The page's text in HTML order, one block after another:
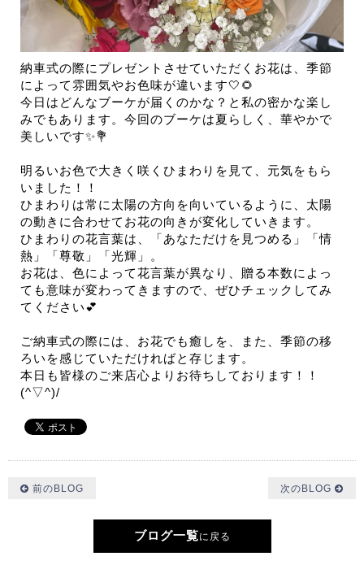
納車式の際にプレゼントさせていただくお花は、季節
によって雰囲気やお色味が違います🤍🌻
今日はどんなブーケが届くのかな？と私の密かな楽し
みでもあります。今回のブーケは夏らしく、華やかで
美しいです✨💐
明るいお色で大きく咲くひまわりを見て、元気をもら
いました！！
ひまわりは常に太陽の方向を向いているように、太陽
の動きに合わせてお花の向きが変化していきます。
ひまわりの花言葉は、「あなただけを見つめる」「情
熱」「尊敬」「光輝」。
お花は、色によって花言葉が異なり、贈る本数によっ
ても意味が変わってきますので、ぜひチェックしてみ
てください💕
ご納車式の際には、お花でも癒しを、また、季節の移
ろいを感じていただければと存じます。
本日も皆様のご来店心よりお待ちしております！！
(^▽^)/
前のBLOG 次のBLOG
ブログ一覧に戻る